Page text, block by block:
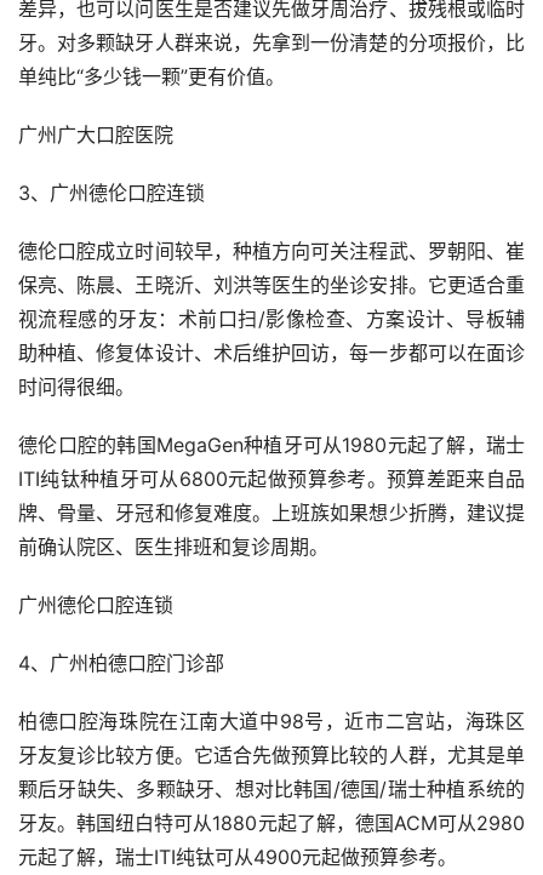
差异，也可以问医生是否建议先做牙周治疗、拔残根或临时
牙。对多颗缺牙人群来说，先拿到一份清楚的分项报价，比
单纯比“多少钱一颗”更有价值。
广州广大口腔医院
3、广州德伦口腔连锁
德伦口腔成立时间较早，种植方向可关注程武、罗朝阳、崔
保亮、陈晨、王晓沂、刘洪等医生的坐诊安排。它更适合重
视流程感的牙友：术前口扫/影像检查、方案设计、导板辅
助种植、修复体设计、术后维护回访，每一步都可以在面诊
时问得很细。
德伦口腔的韩国MegaGen种植牙可从1980元起了解，瑞士
ITI纯钛种植牙可从6800元起做预算参考。预算差距来自品
牌、骨量、牙冠和修复难度。上班族如果想少折腾，建议提
前确认院区、医生排班和复诊周期。
广州德伦口腔连锁
4、广州柏德口腔门诊部
柏德口腔海珠院在江南大道中98号，近市二宫站，海珠区
牙友复诊比较方便。它适合先做预算比较的人群，尤其是单
颗后牙缺失、多颗缺牙、想对比韩国/德国/瑞士种植系统的
牙友。韩国纽白特可从1880元起了解，德国ACM可从2980
元起了解，瑞士ITI纯钛可从4900元起做预算参考。